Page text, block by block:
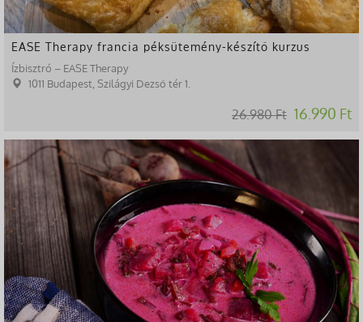
EASE Therapy francia péksütemény-készítő kurzus
Ízbisztró – EASE Therapy
1011 Budapest, Szilágyi Dezső tér 1.
26.980 Ft 16.990 Ft
-37%